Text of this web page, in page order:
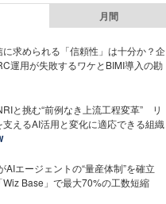
月間
に求められる「信頼性」は十分か？企
運用が失敗するワケとBIMI導入の勘
と挑む“前例なき上流工程変革” リ
支えるAI活用と変化に適応できる組織
AIエージェントの“量産体制”を確立
Wiz Base」で最大70%の工数短縮